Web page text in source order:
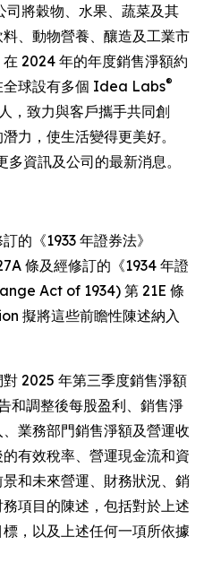
司將穀物、水果、蔬菜及其
、動物營養、釀造及工業市
2024 年的年度銷售淨額約
球設有多個 Idea Labs®
，致力與客戶攜手共同創
力，使生活變得更美好。
多資訊及公司的最新消息。
的《1933 年證券法》
條及經修訂的《1934 年證
Act of 1934) 第 21E 條
擬將這些前瞻性陳述納入
2025 年第三季度銷售淨額
和調整後每股盈利、銷售淨
業務部門銷售淨額及營運收
有效稅率、營運現金流和資
和未來營運、財務狀況、銷
項目的陳述，包括對於上述
，以及上述任何一項所依據